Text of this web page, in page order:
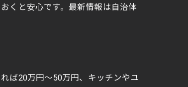
くと安心です。最新情報は自治体
ば20万円～50万円、キッチンやユ